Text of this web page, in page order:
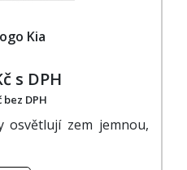
Kia
s DPH
bez DPH
osvětlují zem jemnou,